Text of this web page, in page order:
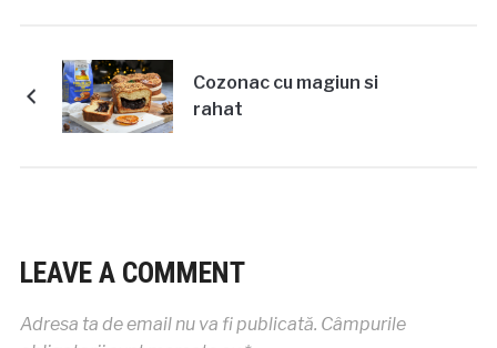
Cozonac cu magiun si
rahat
LEAVE A COMMENT
Adresa ta de email nu va fi publicată. Câmpurile